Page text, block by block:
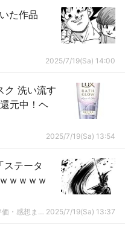
た作品
2025/7/19(Sa) 14:00
ク 洗い流す
元中！ヘ
2025/7/19(Sa) 13:54
ステータ
ｗｗｗｗ
げーあにびより｜ゲームやアニメの評価・感想まとめ 2025/7/19(Sa) 13:37